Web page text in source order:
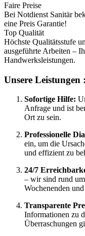
Faire Preise
Bei Notdienst Sanitär
eine Preis Garantie!
Top Qualität
Höchste Qualitätsstufe
ausgeführte Arbeiten –
Handwerksleistungen.
Unsere Leistungen :
Sofortige Hilfe:
Anfrage und ist
Ort zu sein.
Professionelle
ein, um die
und effizient zu
24/7
– wir sind rund
Wochenenden
Transparente
Informationen zu
Überraschungen